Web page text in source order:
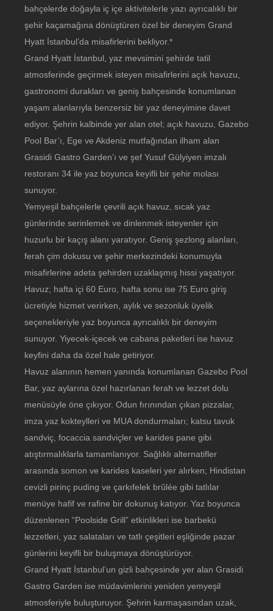
bahçelerde doğayla iç içe aktivitelerle yazı ayrıcalıklı bir
şehir kaçamağına dönüştüren özel bir deneyim Grand
Hyatt İstanbul’da misafirlerini bekliyor.*
Grand Hyatt İstanbul, yaz mevsimini şehirde tatil
atmosferinde geçirmek isteyen misafirlerini açık havuzu,
gastronomi durakları ve geniş bahçesinde konumlanan
yaşam alanlarıyla benzersiz bir yaz deneyimine davet
ediyor. Şehrin kalbinde yer alan otel; açık havuzu, Gazebo
Pool Bar’ı, Ege ve Akdeniz mutfağından ilham alan
Grasidi Gastro Garden’ı ve şef Yusuf Gülyiyen imzalı
restoranı 34 ile yaz boyunca keyifli bir şehir molası
sunuyor.
Yemyeşil bahçelerle çevrili açık havuz, sıcak yaz
günlerinde serinlemek ve dinlenmek isteyenler için
huzurlu bir kaçış alanı yaratıyor. Geniş şezlong alanları,
ferah çim dokusu ve şehir merkezindeki konumuyla
misafirlerine adeta şehirden uzaklaşmış hissi yaşatıyor.
Havuz; hafta içi 60 Euro, hafta sonu ise 75 Euro giriş
ücretiyle hizmet verirken, aylık ve sezonluk üyelik
seçenekleriyle yaz boyunca ayrıcalıklı bir deneyim
sunuyor. Yiyecek-içecek ve cabana paketleri ise havuz
keyfini daha da özel hale getiriyor.
Havuz alanının hemen yanında konumlanan Gazebo Pool
Bar, yaz aylarına özel hazırlanan ferah ve lezzet dolu
menüsüyle öne çıkıyor. Odun fırınından çıkan pizzalar,
imza yaz kokteylleri ve MUA dondurmaları; katsu tavuk
sandviç, focaccia sandviçler ve karides pane gibi
atıştırmalıklarla tamamlanıyor. Sağlıklı alternatifler
arasında somon ve karides kaseleri yer alırken; Hindistan
cevizli pirinç puding ve çarkıfelek brûlée gibi tatlılar
menüye hafif ve rafine bir dokunuş katıyor. Yaz boyunca
düzenlenen “Poolside Grill” etkinlikleri ise barbekü
lezzetleri, yaz salataları ve tatlı çeşitleri eşliğinde pazar
günlerini keyifli bir buluşmaya dönüştürüyor.
Grand Hyatt İstanbul’un gizli bahçesinde yer alan Grasidi
Gastro Garden ise müdavimlerini yeniden yemyeşil
atmosferiyle buluşturuyor. Şehrin karmaşasından uzak,